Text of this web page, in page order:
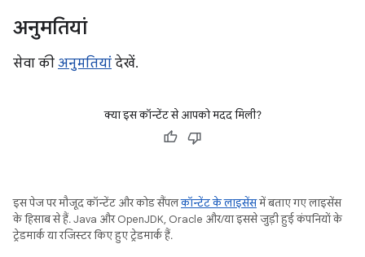
अनुमतियां
सेवा की अनुमतियां देखें.
क्या इस कॉन्टेंट से आपको मदद मिली?
इस पेज पर मौजूद कॉन्टेंट और कोड सैंपलकॉन्टेंट के लाइसेंसमें बताए गए लाइसेंस
के हिसाब से हैं. Java और OpenJDK, Oracle और/या इससे जुड़ी हुई कंपनियों के
ट्रेडमार्क या रजिस्टर किए हुए ट्रेडमार्क हैं.